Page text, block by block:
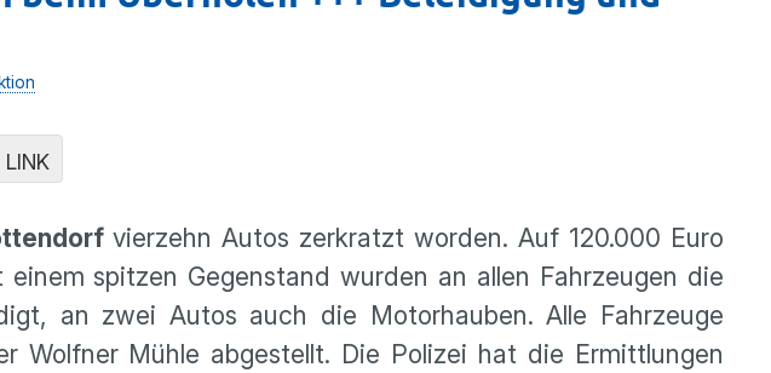
LINK
vierzehn Autos zerkratzt worden. Auf 120.000 Euro
spitzen Gegenstand wurden an allen Fahrzeugen die
an zwei Autos auch die Motorhauben. Alle Fahrzeuge
Wolfner Mühle abgestellt. Die Polizei hat die Ermittlungen